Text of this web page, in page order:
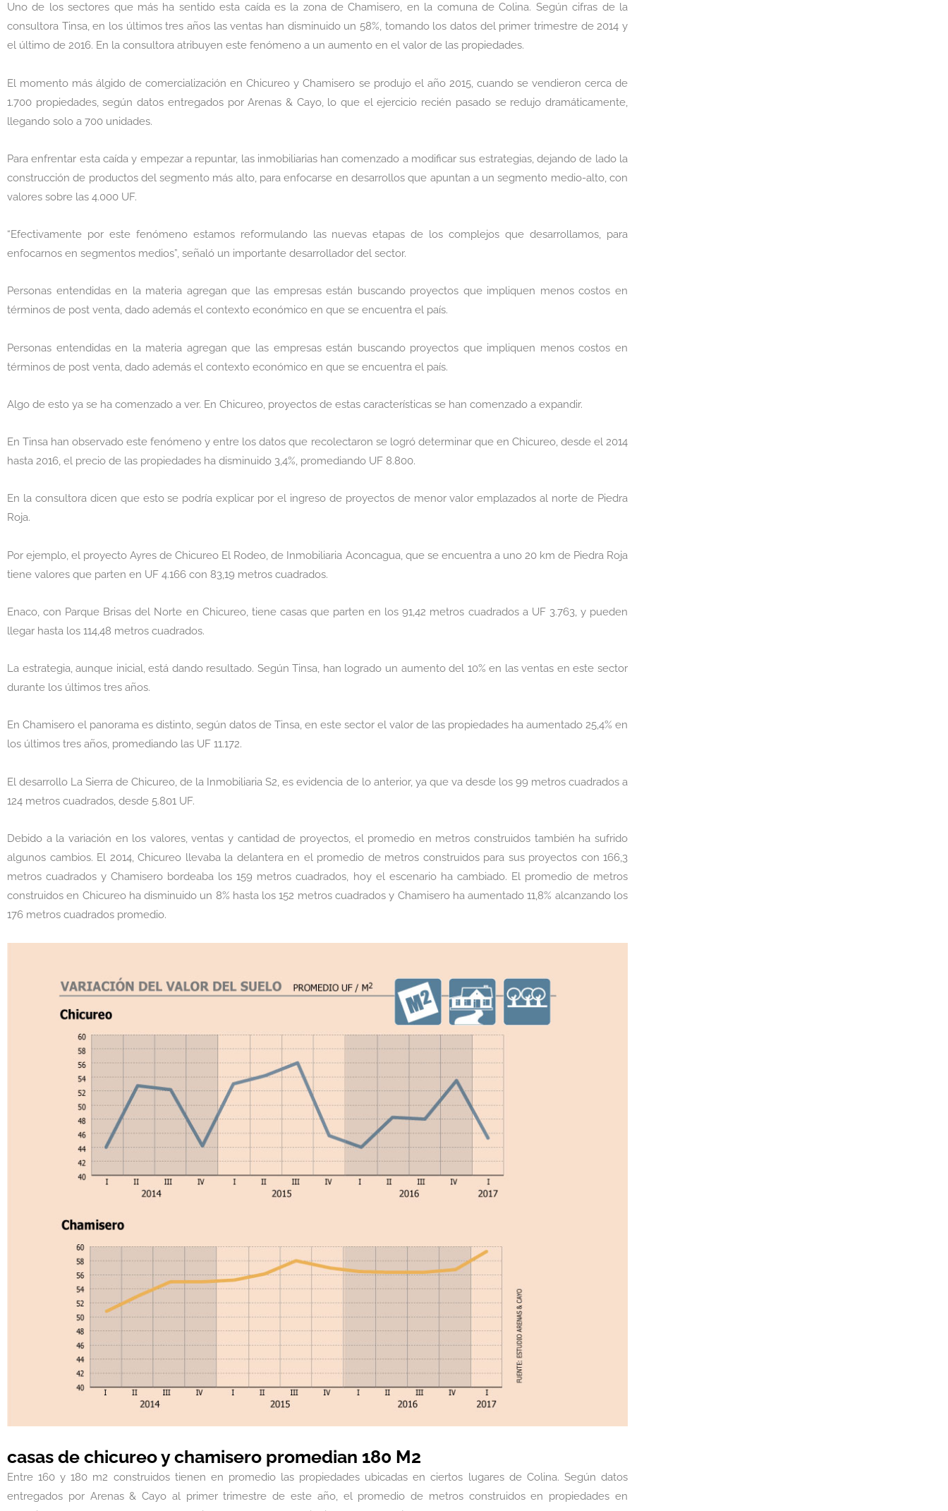
Uno de los sectores que más ha sentido esta caída es la zona de Chamisero, en la comuna de Colina. Según cifras de la
consultora Tinsa, en los últimos tres años las ventas han disminuido un 58%, tomando los datos del primer trimestre de 2014 y
el último de 2016. En la consultora atribuyen este fenómeno a un aumento en el valor de las propiedades.
El momento más álgido de comercialización en Chicureo y Chamisero se produjo el año 2015, cuando se vendieron cerca de
1.700 propiedades, según datos entregados por Arenas & Cayo, lo que el ejercicio recién pasado se redujo dramáticamente,
llegando solo a 700 unidades.
Para enfrentar esta caída y empezar a repuntar, las inmobiliarias han comenzado a modificar sus estrategias, dejando de lado la
construcción de productos del segmento más alto, para enfocarse en desarrollos que apuntan a un segmento medio-alto, con
valores sobre las 4.000 UF.
“Efectivamente por este fenómeno estamos reformulando las nuevas etapas de los complejos que desarrollamos, para
enfocarnos en segmentos medios”, señaló un importante desarrollador del sector.
Personas entendidas en la materia agregan que las empresas están buscando proyectos que impliquen menos costos en
términos de post venta, dado además el contexto económico en que se encuentra el país.
Personas entendidas en la materia agregan que las empresas están buscando proyectos que impliquen menos costos en
términos de post venta, dado además el contexto económico en que se encuentra el país.
Algo de esto ya se ha comenzado a ver. En Chicureo, proyectos de estas características se han comenzado a expandir.
En Tinsa han observado este fenómeno y entre los datos que recolectaron se logró determinar que en Chicureo, desde el 2014
hasta 2016, el precio de las propiedades ha disminuido 3,4%, promediando UF 8.800.
En la consultora dicen que esto se podría explicar por el ingreso de proyectos de menor valor emplazados al norte de Piedra
Roja.
Por ejemplo, el proyecto Ayres de Chicureo El Rodeo, de Inmobiliaria Aconcagua, que se encuentra a uno 20 km de Piedra Roja
tiene valores que parten en UF 4.166 con 83,19 metros cuadrados.
Enaco, con Parque Brisas del Norte en Chicureo, tiene casas que parten en los 91,42 metros cuadrados a UF 3.763, y pueden
llegar hasta los 114,48 metros cuadrados.
La estrategia, aunque inicial, está dando resultado. Según Tinsa, han logrado un aumento del 10% en las ventas en este sector
durante los últimos tres años.
En Chamisero el panorama es distinto, según datos de Tinsa, en este sector el valor de las propiedades ha aumentado 25,4% en
los últimos tres años, promediando las UF 11.172.
El desarrollo La Sierra de Chicureo, de la Inmobiliaria S2, es evidencia de lo anterior, ya que va desde los 99 metros cuadrados a
124 metros cuadrados, desde 5.801 UF.
Debido a la variación en los valores, ventas y cantidad de proyectos, el promedio en metros construidos también ha sufrido
algunos cambios. El 2014, Chicureo llevaba la delantera en el promedio de metros construidos para sus proyectos con 166,3
metros cuadrados y Chamisero bordeaba los 159 metros cuadrados, hoy el escenario ha cambiado. El promedio de metros
construidos en Chicureo ha disminuido un 8% hasta los 152 metros cuadrados y Chamisero ha aumentado 11,8% alcanzando los
176 metros cuadrados promedio.
casas de chicureo y chamisero promedian 180 M2
Entre 160 y 180 m2 construidos tienen en promedio las propiedades ubicadas en ciertos lugares de Colina. Según datos
entregados por Arenas & Cayo al primer trimestre de este año, el promedio de metros construidos en propiedades en